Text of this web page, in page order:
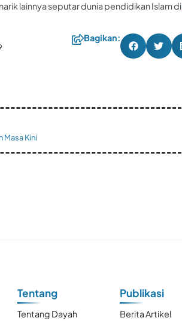
lainnya seputar dunia pendidikan Islam di
Bagikan:
Masa Kini
Tentang
Tentang Dayah
Publikasi
Berita Artikel